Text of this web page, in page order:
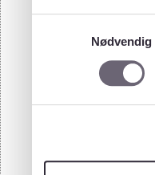
Nødvendig